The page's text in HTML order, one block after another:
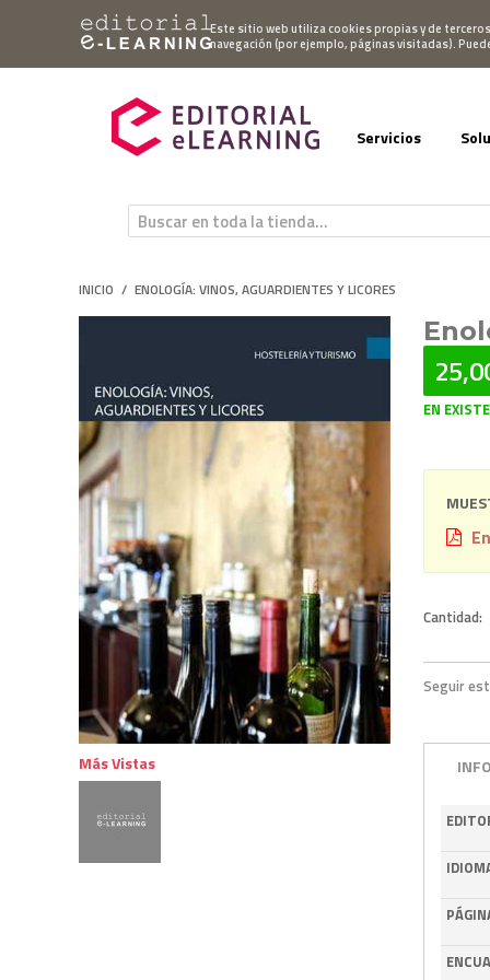
Mi cuenta
Servicios
INICIO / ENOLOGÍA: VINOS, AGUARDIENTES Y LICORES
Más Vistas
EN
Cantidad:
Seguir
Este sitio web utiliza cookies propias y de
navegación (por ejemplo, páginas visitadas).